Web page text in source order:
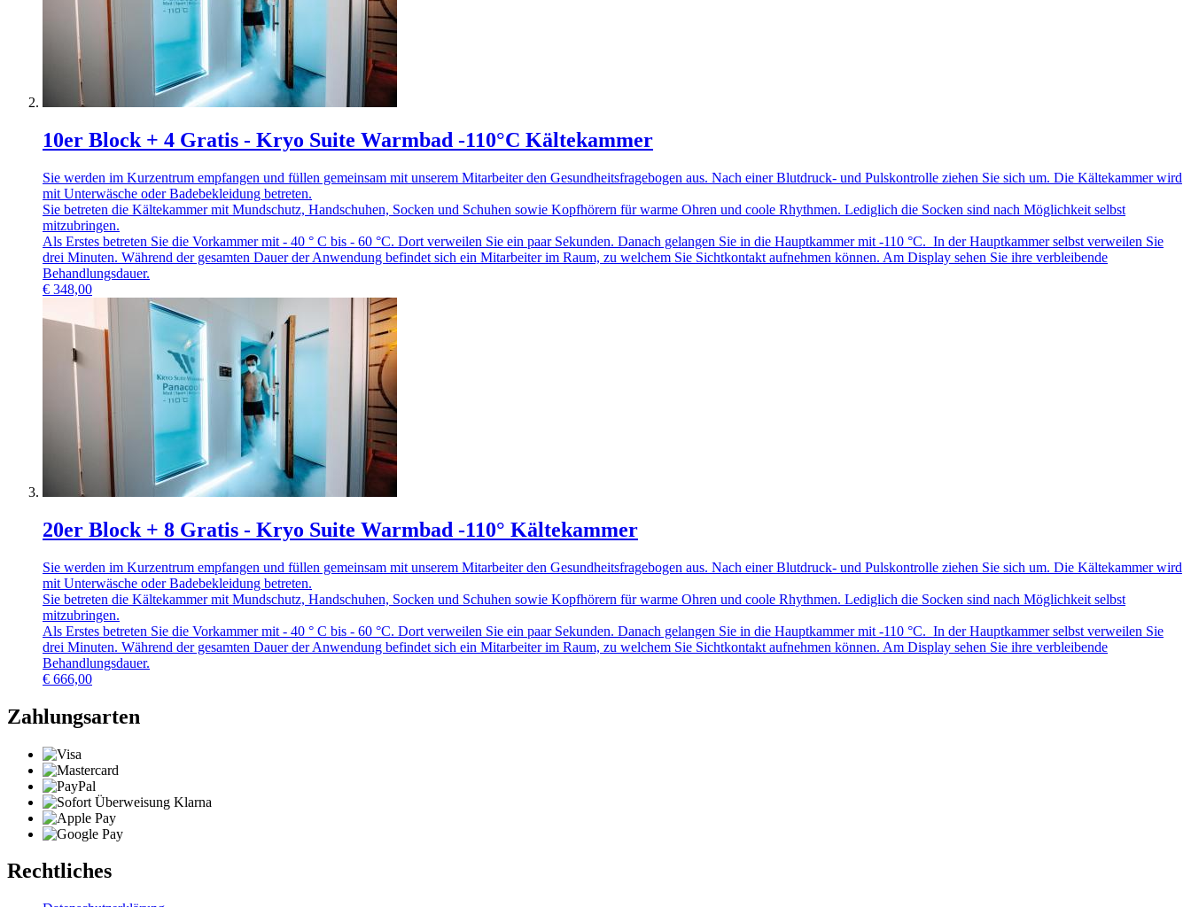
10er Block + 4 Gratis - Kryo Suite Warmbad -110°C Kältekammer
Sie werden im Kurzentrum empfangen und füllen gemeinsam mit unserem Mitarbeiter den Gesundheitsfragebogen aus. Nach einer Blutdruck- und Pulskontrolle ziehen Sie sich um. Die Kältekammer wird
mit Unterwäsche oder Badebekleidung betreten.
Sie betreten die Kältekammer mit Mundschutz, Handschuhen, Socken und Schuhen sowie Kopfhörern für warme Ohren und coole Rhythmen. Lediglich die Socken sind nach Möglichkeit selbst
mitzubringen.
Als Erstes betreten Sie die Vorkammer mit - 40 ° C bis - 60 °C. Dort verweilen Sie ein paar Sekunden. Danach gelangen Sie in die Hauptkammer mit -110 °C. In der Hauptkammer selbst verweilen Sie
drei Minuten. Während der gesamten Dauer der Anwendung befindet sich ein Mitarbeiter im Raum, zu welchem Sie Sichtkontakt aufnehmen können. Am Display sehen Sie ihre verbleibende
Behandlungsdauer.
€ 348,00
20er Block + 8 Gratis - Kryo Suite Warmbad -110° Kältekammer
Sie werden im Kurzentrum empfangen und füllen gemeinsam mit unserem Mitarbeiter den Gesundheitsfragebogen aus. Nach einer Blutdruck- und Pulskontrolle ziehen Sie sich um. Die Kältekammer wird
mit Unterwäsche oder Badebekleidung betreten.
Sie betreten die Kältekammer mit Mundschutz, Handschuhen, Socken und Schuhen sowie Kopfhörern für warme Ohren und coole Rhythmen. Lediglich die Socken sind nach Möglichkeit selbst
mitzubringen.
Als Erstes betreten Sie die Vorkammer mit - 40 ° C bis - 60 °C. Dort verweilen Sie ein paar Sekunden. Danach gelangen Sie in die Hauptkammer mit -110 °C. In der Hauptkammer selbst verweilen Sie
drei Minuten. Während der gesamten Dauer der Anwendung befindet sich ein Mitarbeiter im Raum, zu welchem Sie Sichtkontakt aufnehmen können. Am Display sehen Sie ihre verbleibende
Behandlungsdauer.
€ 666,00
Zahlungsarten
Rechtliches